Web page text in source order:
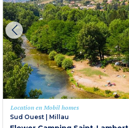
Location en Mobil homes
Sud Ouest
Millau